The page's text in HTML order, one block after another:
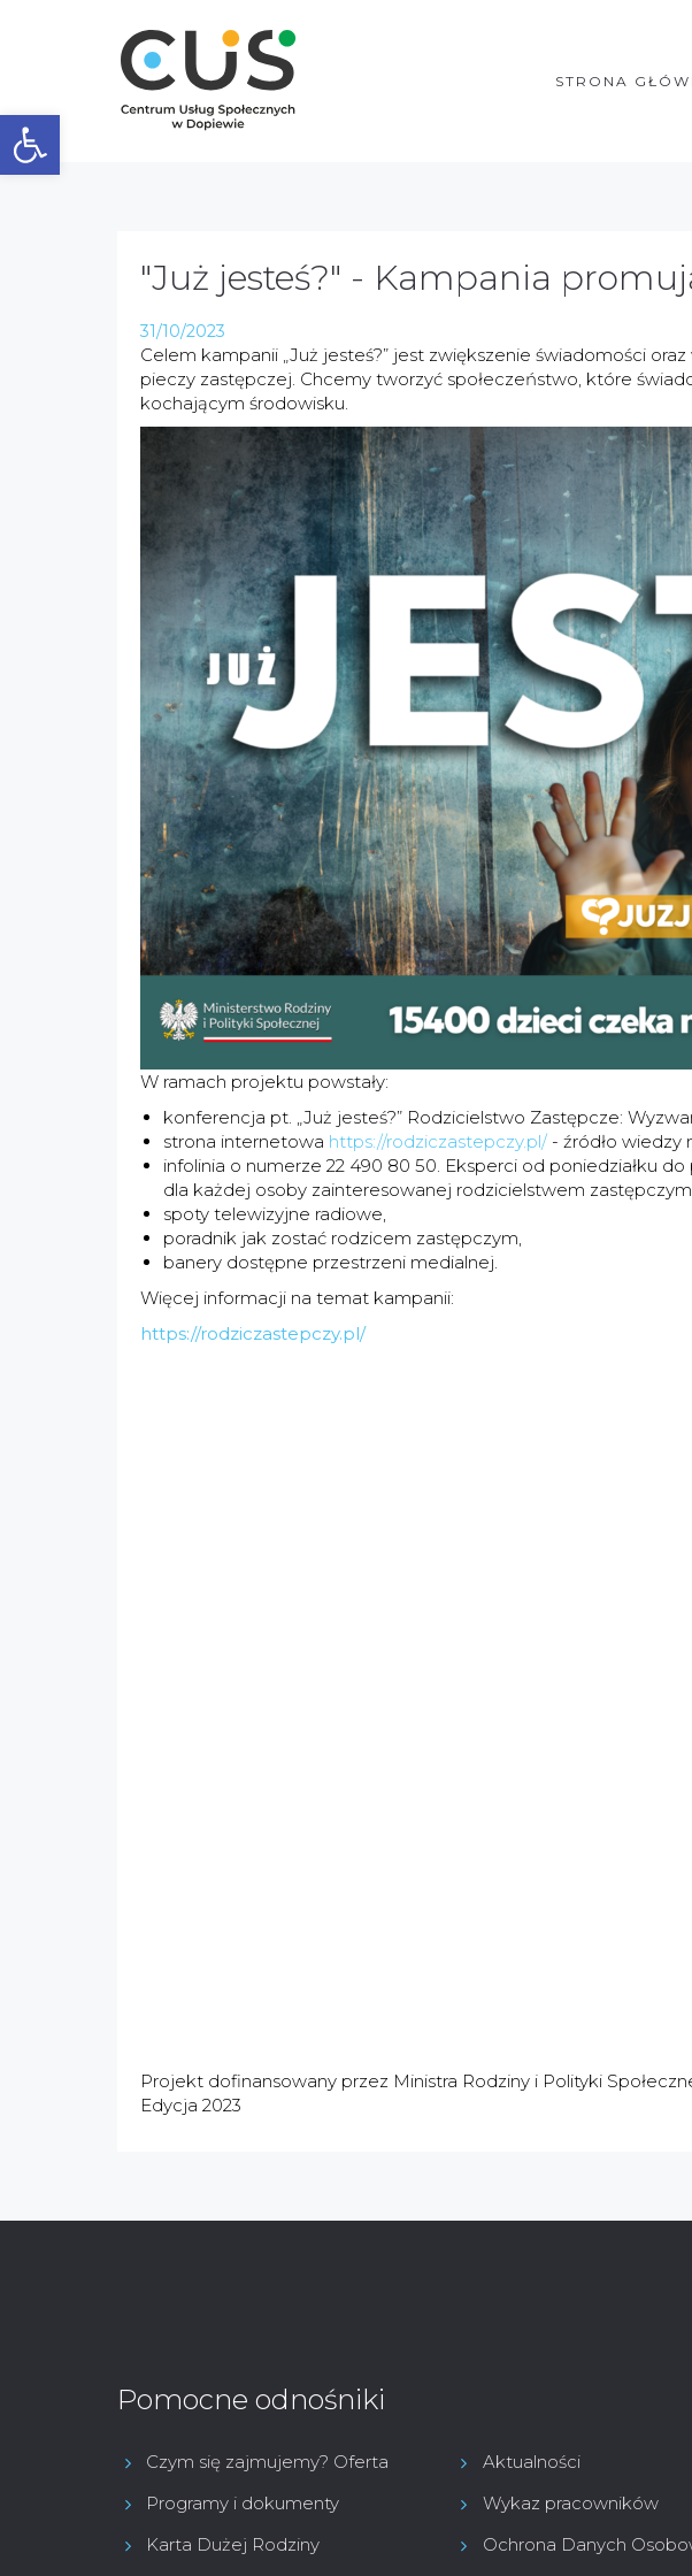
Otwórz pasek narzędzi
STRONA
"Już jesteś?" - Kampania
31/10/2023
Celem kampanii „Już jesteś?” jest zwiększenie świadomości
pieczy zastępczej. Chcemy tworzyć społeczeństwo, które
kochającym środowisku.
W ramach projektu powstały:
konferencja pt. „Już jesteś?” Rodzicielstwo Zastępcze:
strona internetowa https://rodziczastepczy.pl/ - źródło
infolinia o numerze 22 490 80 50. Eksperci od poniedziałku
dla każdej osoby zainteresowanej rodzicielstwem
spoty telewizyjne radiowe,
poradnik jak zostać rodzicem zastępczym,
banery dostępne przestrzeni medialnej.
Więcej informacji na temat kampanii:
https://rodziczastepczy.pl/
Projekt dofinansowany przez Ministra Rodziny i Polityki
Edycja 2023
Pomocne odnośniki
Czym się zajmujemy? Oferta
Programy i dokumenty
Karta Dużej Rodziny
Aktualności
Wykaz pracowników
Ochrona Danych